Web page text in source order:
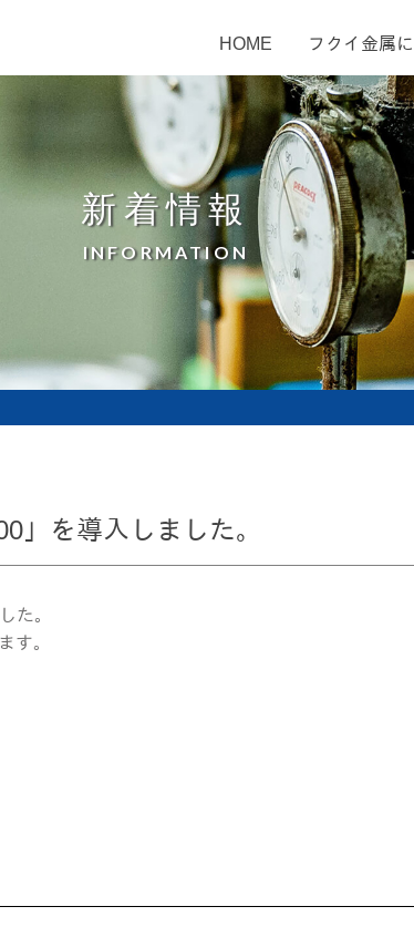
HOME フクイ金属
新着情報
INFORMATION
」を導入しました。
た。
す。